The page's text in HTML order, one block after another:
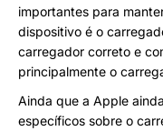
importantes para
dispositivo é o
carregador correto e
principalmente o
Ainda que a Apple
específicos sobre o